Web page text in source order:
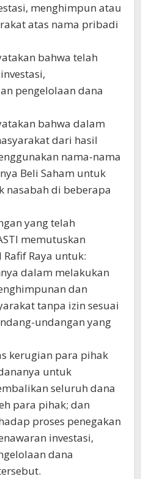
menghimpun atau
atas nama pribadi
bahwa telah
pengelolaan dana
bahwa dalam
dari hasil
nama-nama
Beli Saham untuk
nasabah di beberapa
yang telah
memutuskan
Raya untuk:
dalam melakukan
dan
tanpa izin sesuai
undangan yang
kerugian para pihak
untuk
seluruh dana
para pihak; dan
proses penegakan
investasi,
dana